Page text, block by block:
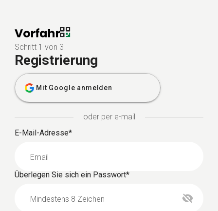
Schritt 1 von 3
Registrierung
Mit Google anmelden
oder per e-mail
E-Mail-Adresse*
Überlegen Sie sich ein Passwort*